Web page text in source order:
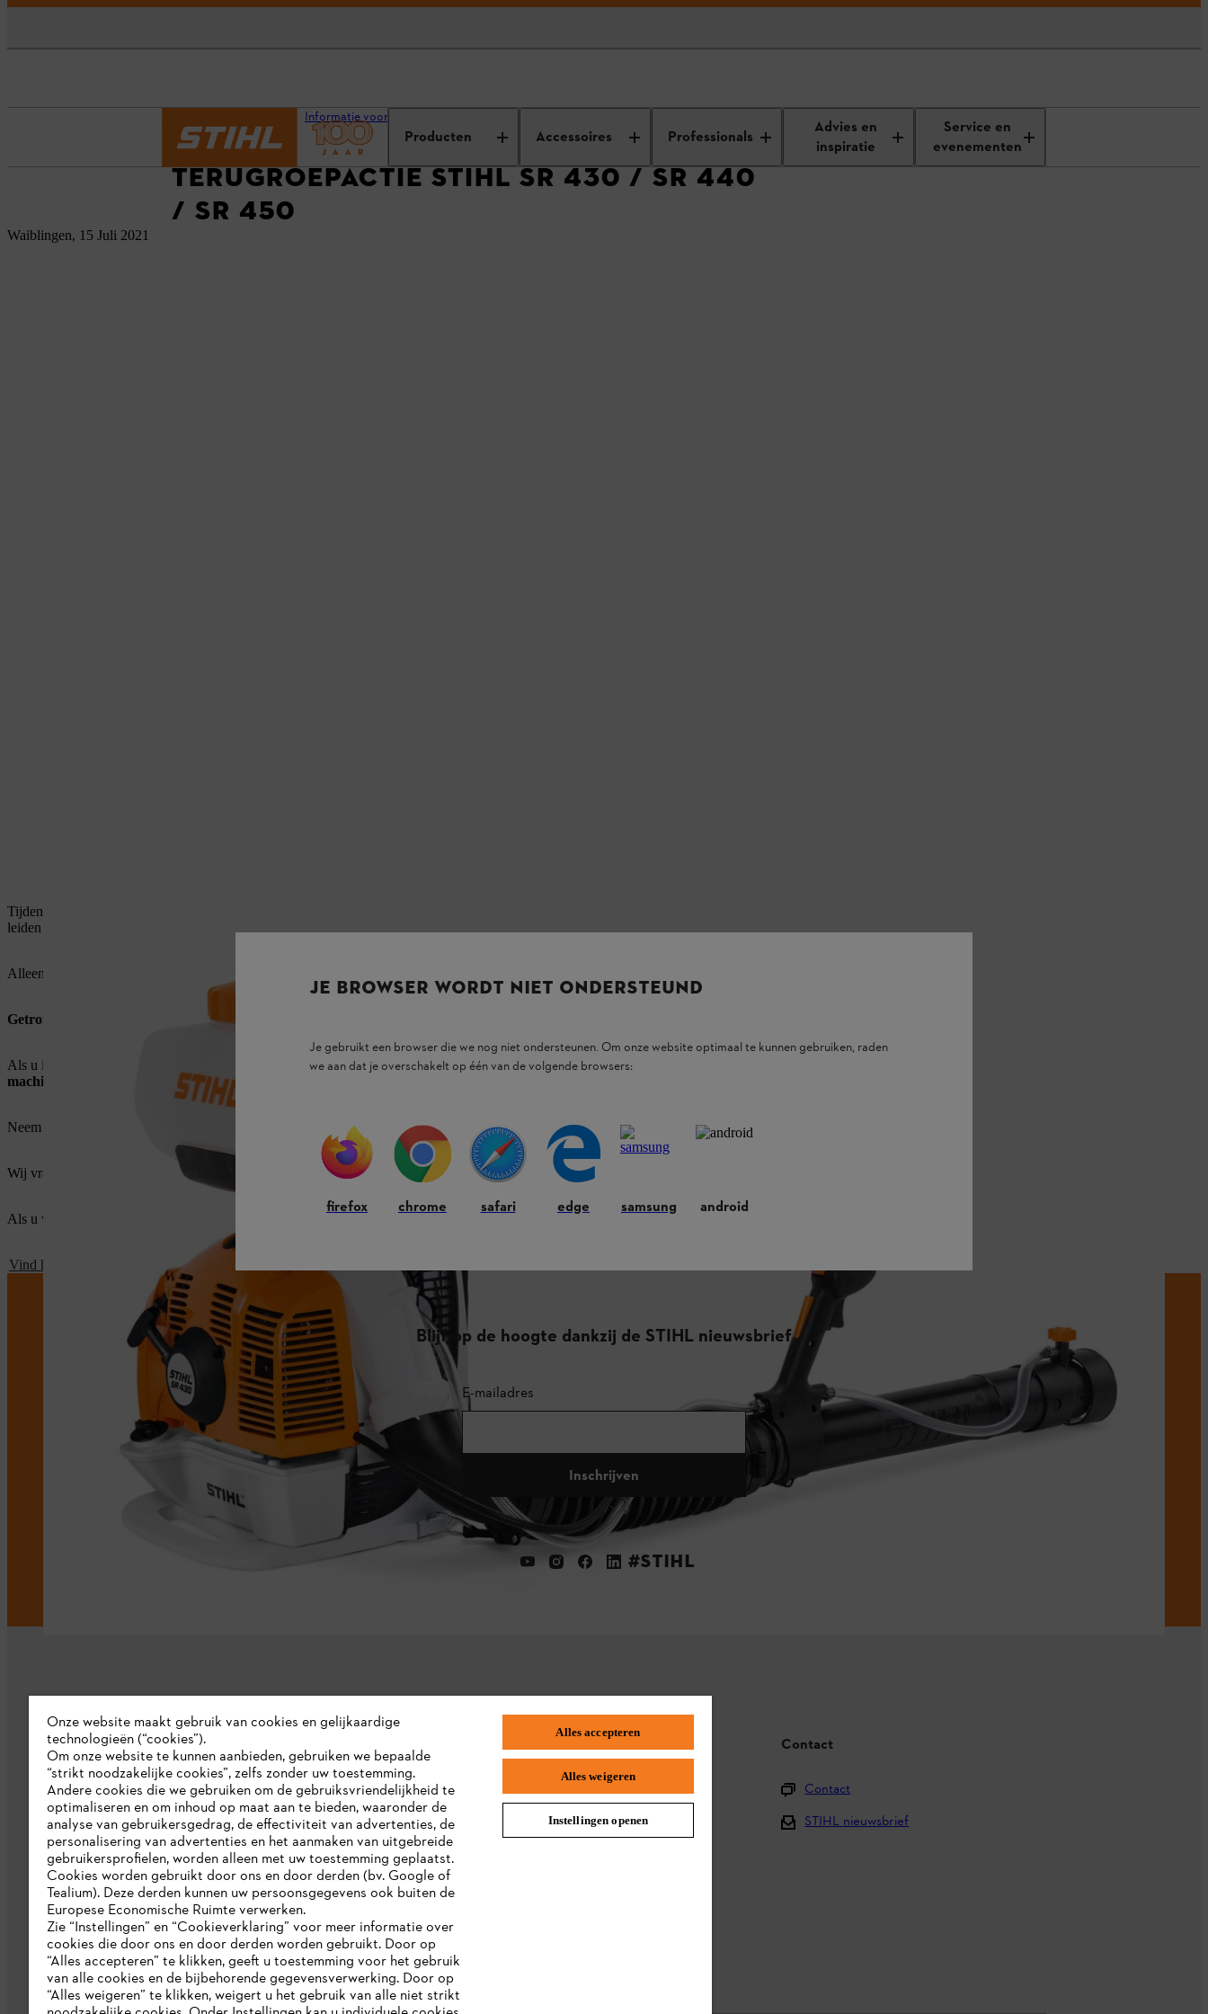
Producten Accessoires Professionals
Advies en
inspiratie
Service en
evenementen
Informatie voor klanten
TERUGROEPACTIE STIHL SR 430 / SR 440
/ SR 450
Waiblingen, 15 Juli 2021
Tijdens kwaliteitscontroles in de productie werd vastgesteld dat een beperkt aantal STIHL nevelspuiten scheurtjes in het vliegwiel kunnen vertonen. Deze schade kan ertoe
leiden dat het vliegwiel barst gedurende de levensduur van de machine. In dat geval bestaat er
Alleen geschoolde personen kunnen een beschadigd vliegwiel herkennen.
Getroffen serienummerreeks: 369259472 tot en met 370391433
Als u in 2020 of 2021 een nevelspuit SR 430, SR 440, SR 450 hebt gekocht en deze behoort tot de bovengenoemde reeks machinenummers,
machine onmiddellijk stop te zetten .
Neem voor het vervangen van het vliegwiel contact op met uw STIHL dealer. Deze reparatie zal gratis worden uitgevoerd.
Wij vragen om uw begrip voor deze voorzorgsmaatregel en verzoeken u deze maatregel te nemen in het belang van uw eigen veiligheid.
Als u vragen heeft, aarzel dan niet om contact op te nemen met uw STIHL dealer.
Vind hier uw lokale STIHL dealer
Blijf op de hoogte dankzij de STIHL nieuwsbrief
E-mailadres
Inschrijven
#STIHL
Bedrijf
Over ons
Pers
Werken bij STIHL
Duurzaamheid
STIHL rapportagesysteem
Catalogus
STIHL FAQ
Productregistratie
Onderdelen en assortiment
Contact
Contact
STIHL nieuwsbrief
JE BROWSER WORDT NIET ONDERSTEUND
Je gebruikt een browser die we nog niet ondersteunen. Om onze website optimaal te kunnen gebruiken, raden
we aan dat je overschakelt op één van de volgende browsers:
firefox chrome safari edge samsung android
Onze website maakt gebruik van cookies en gelijkaardige
technologieën (“cookies”).
Om onze website te kunnen aanbieden, gebruiken we bepaalde
“strikt noodzakelijke cookies”, zelfs zonder uw toestemming.
Andere cookies die we gebruiken om de gebruiksvriendelijkheid te
optimaliseren en om inhoud op maat aan te bieden, waaronder de
analyse van gebruikersgedrag, de effectiviteit van advertenties, de
personalisering van advertenties en het aanmaken van uitgebreide
gebruikersprofielen, worden alleen met uw toestemming geplaatst.
Cookies worden gebruikt door ons en door derden (bv. Google of
Tealium). Deze derden kunnen uw persoonsgegevens ook buiten de
Europese Economische Ruimte verwerken.
Zie “Instellingen” en “Cookieverklaring” voor meer informatie over
cookies die door ons en door derden worden gebruikt. Door op
“Alles accepteren” te klikken, geeft u toestemming voor het gebruik
van alle cookies en de bijbehorende gegevensverwerking. Door op
“Alles weigeren” te klikken, weigert u het gebruik van alle niet strikt
Alles accepteren
Alles weigeren
Instellingen openen